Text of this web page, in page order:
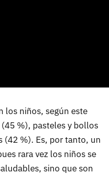
los niños, según este
%), pasteles y bollos
(42 %). Es, por tanto, un
rara vez los niños se
sino que son